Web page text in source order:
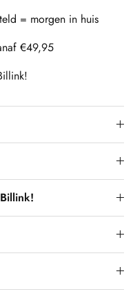
= morgen in huis
€49,95